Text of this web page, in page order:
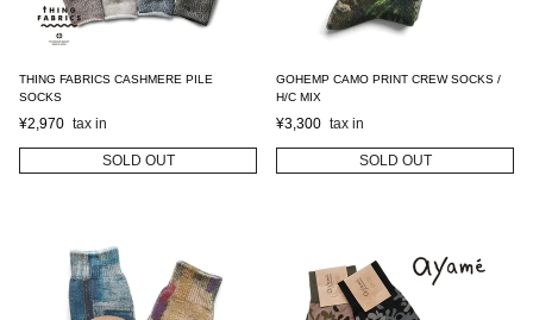
THING FABRICS CASHMERE PILE
SOCKS
¥2,970
SOLD OUT
GOHEMP CAMO PRINT CREW SOCKS /
H/C MIX
¥3,300
SOLD OUT